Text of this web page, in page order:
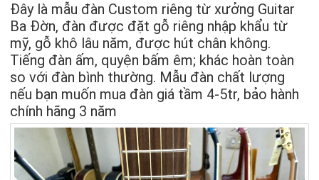
Đây là mẫu đàn Custom riêng từ xưởng Guitar
Ba Đờn, đàn được đặt gỗ riêng nhập khẩu từ
mỹ, gỗ khô lâu năm, được hút chân không.
Tiếng đàn ấm, quyện bấm êm; khác hoàn toàn
so với đàn bình thường. Mẫu đàn chất lượng
nếu bạn muốn mua đàn giá tầm 4-5tr, bảo hành
chính hãng 3 năm